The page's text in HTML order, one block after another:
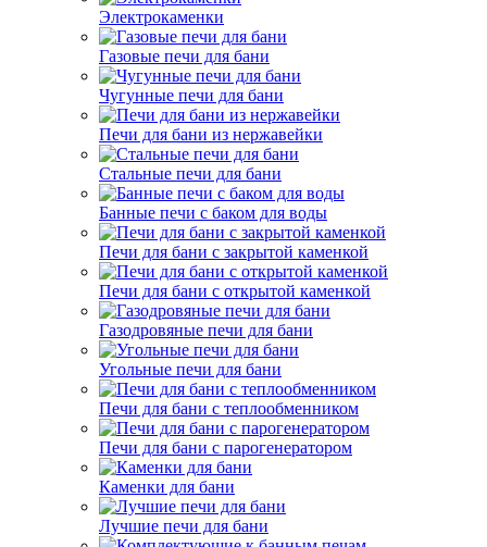
Электрокаменки
Газовые печи для бани
Чугунные печи для бани
Печи для бани из нержавейки
Стальные печи для бани
Банные печи с баком для воды
Печи для бани с закрытой каменкой
Печи для бани с открытой каменкой
Газодровяные печи для бани
Угольные печи для бани
Печи для бани с теплообменником
Печи для бани с парогенератором
Каменки для бани
Лучшие печи для бани